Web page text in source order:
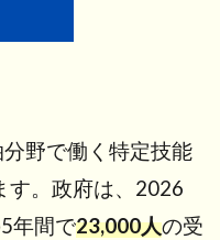
野で働く特定技能
す。政府は、2026
年間で23,000人の受